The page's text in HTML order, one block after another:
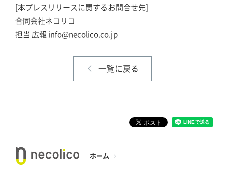
[本プレスリリースに関するお問合せ先]
合同会社ネコリコ
担当 広報 info@necolico.co.jp
一覧に戻る
ホーム